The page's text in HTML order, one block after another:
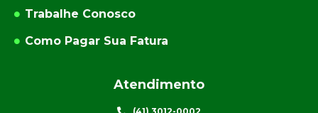
Trabalhe Conosco
Como Pagar Sua Fatura
Atendimento